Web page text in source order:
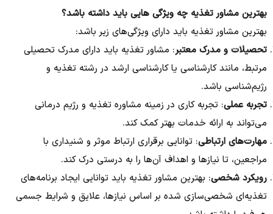
بهترین مشاور تغذیه چه ویژگی هایی باید داشته باشد؟
بهترین مشاور تغذیه باید دارای ویژگی‌های زیر باشد:
تحصیلات و مدرک معتبر: مشاور تغذیه باید دارای مدرک تحصیلی
مرتبط، مانند کارشناسی یا کارشناسی ارشد در رشته تغذیه و
رژیم‌شناسی باشد.
تجربه عملی: تجربه کاری در زمینه مشاوره تغذیه و رژیم درمانی
می‌تواند به ارائه خدمات بهتر کمک کند.
مهارت‌های ارتباطی: توانایی برقراری ارتباط موثر و شنیداری با
مراجعین، تا نیازها و اهداف آن‌ها را به درستی درک کند.
رویکرد شخصی: بهترین مشاور تغذیه باید توانایی ایجاد برنامه‌های
تغذیه‌ای شخصی‌سازی شده بر اساس نیازها، علایق و شرایط جسمی